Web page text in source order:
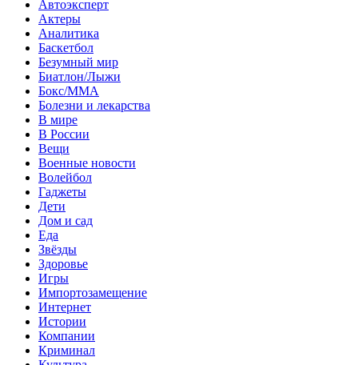
Автоэксперт
Актеры
Аналитика
Баскетбол
Безумный мир
Биатлон/Лыжи
Бокс/MMA
Болезни и лекарства
В мире
В России
Вещи
Военные новости
Волейбол
Гаджеты
Дети
Дом и сад
Еда
Звёзды
Здоровье
Игры
Импортозамещение
Интернет
Истории
Компании
Криминал